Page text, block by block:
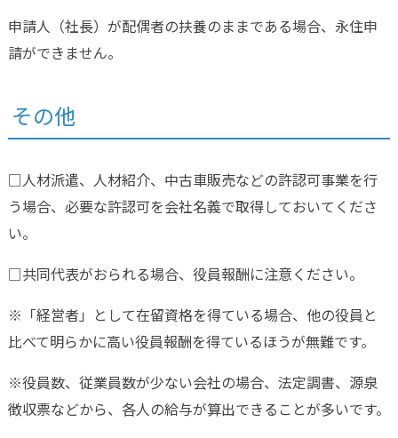
申請人（社長）が配偶者の扶養のままである場合、永住申
請ができません。
その他
□人材派遣、人材紹介、中古車販売などの許認可事業を行
う場合、必要な許認可を会社名義で取得しておいてくださ
い。
□共同代表がおられる場合、役員報酬に注意ください。
※「経営者」として在留資格を得ている場合、他の役員と
比べて明らかに高い役員報酬を得ているほうが無難です。
※役員数、従業員数が少ない会社の場合、法定調書、源泉
徴収票などから、各人の給与が算出できることが多いです。